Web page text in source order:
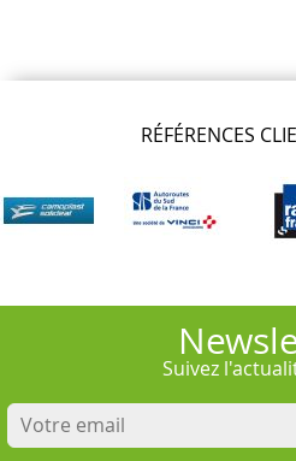
RÉFÉRENCES
Suivez